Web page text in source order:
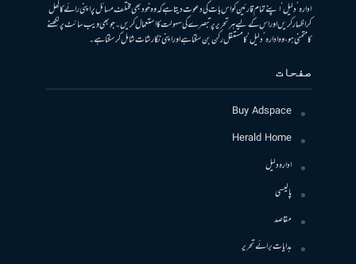
ادارہ ’دلیل‘ اپنے تمام قارئین کو اس بات کی دعوت دیتا ہے کہ وہ خود بھی مختلف مسائل پر اپنی رائے کا کھل
کر اظہار کریں اور اس کے لیے ہر تحریر پر تبصرے کی سہولت کا استعمال کریں۔ جو بھی ویب سائٹ پر لکھنے
کا متمنی ہو، وہ ادارہ ’دلیل‘ کا مستقل رکن بن سکتا ہے اور اپنی نگارشات شامل کرسکتا ہے۔
صفحات
Buy Adspace
Herald Home
ادارہ دلیل
پالیسی
مقاصد
ہدایات برائے تحریر